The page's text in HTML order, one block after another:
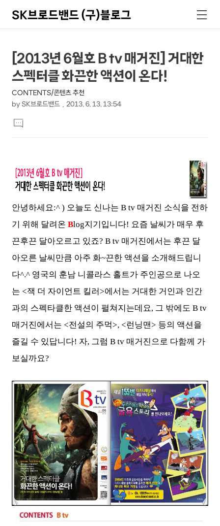
SK브로드밴드 (구)블로그
색
메
뉴
상
세
컨
텐
츠
본
문
제
목
[2013년 6월호 B tv 매거진] 거대한
스펙터클 화끈한 액션이 온다!
CONTENTS/콘텐츠 추천
by SK브로드밴드 2013. 6. 13. 13:54
문
댓
글
안녕하세요:^ ) 오늘도 신나는 B tv 매거진 소식을 전하
기 위해 달려온 Blog지기입니다! 요즘 날씨가 매우 후
끈후끈 달아오르고 있죠? B tv 매거진에서는 후끈 달
아오른 날씨만큼 아주 화~끈한 액션을 소개해드립니
다^.^ 영국의 훈남 니콜라스 홀트가 주인공으로 나오
는 <잭 더 자이언트 킬러>에서는 거대한 거인과 인간
과의 스펙타클한 액션이 펼쳐지는데요, 그 밖에도 B tv
매거진에서는 <전설의 주먹>, <런닝맨> 등의 액션을
즐길 수 있답니다! 자, 그럼 B tv 매거진으로 다함께 가
보실까요?